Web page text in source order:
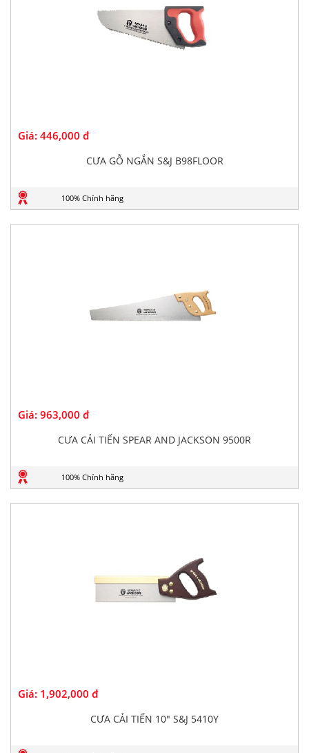
Giá: 446,000 đ
CƯA GỖ NGẮN S&J B98FLOOR
100% Chính hãng
Giá: 963,000 đ
CƯA CẢI TIẾN SPEAR AND JACKSON 9500R
100% Chính hãng
Giá: 1,902,000 đ
CƯA CẢI TIẾN 10" S&J 5410Y